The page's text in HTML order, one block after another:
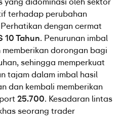
yang didominasi oleh sektor
terhadap perubahan
10 Tahun. Penurunan imbal
memberikan dorongan bagi
sehingga memperkuat
tajam dalam imbal hasil
dan kembali memberikan
25.700. Kesadaran lintas
seorang trader